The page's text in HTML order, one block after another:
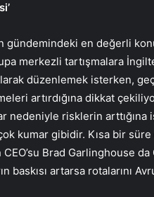
gündemindeki en değerli
merkezli tartışmalara
düzenlemek isterken,
artırdığına dikkat
nedeniyle risklerin arttığına
kumar gibidir. Kısa bir
CEO’su Brad Garlinghouse
baskısı artarsa ​​rotalarını